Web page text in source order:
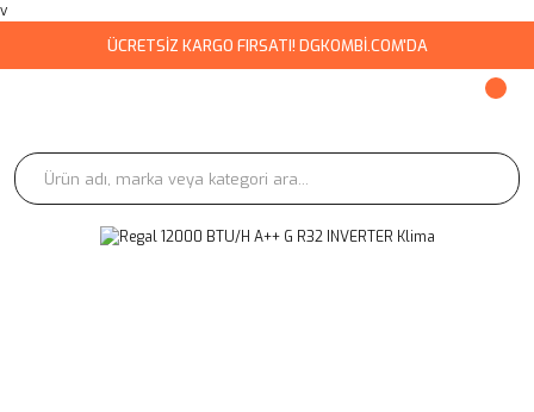
v
ÜCRETSİZ KARGO FIRSATI! DGKOMBİ.COM'DA